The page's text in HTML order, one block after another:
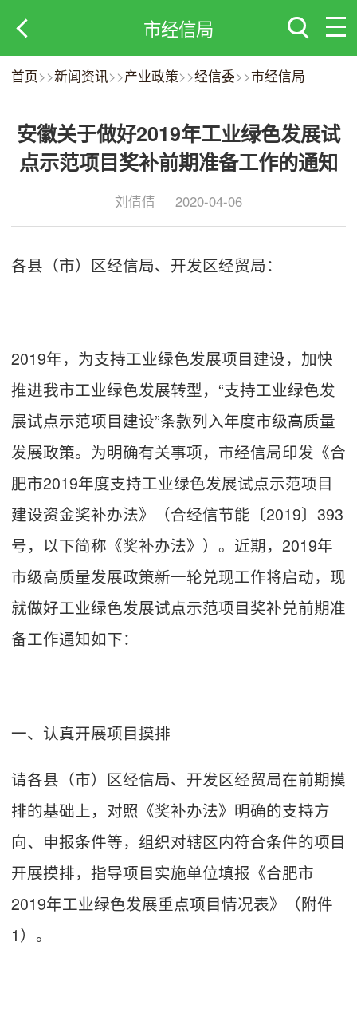
市经信局
首页>>新闻资讯>>产业政策>>经信委>>市经信局
安徽关于做好2019年工业绿色发展试
点示范项目奖补前期准备工作的通知
刘倩倩 2020-04-06
各县（市）区经信局、开发区经贸局：
2019年，为支持工业绿色发展项目建设，加快
推进我市工业绿色发展转型，“支持工业绿色发
展试点示范项目建设”条款列入年度市级高质量
发展政策。为明确有关事项，市经信局印发《合
肥市2019年度支持工业绿色发展试点示范项目
建设资金奖补办法》（合经信节能〔2019〕393
号，以下简称《奖补办法》）。近期，2019年
市级高质量发展政策新一轮兑现工作将启动，现
就做好工业绿色发展试点示范项目奖补兑前期准
备工作通知如下：
一、认真开展项目摸排
请各县（市）区经信局、开发区经贸局在前期摸
排的基础上，对照《奖补办法》明确的支持方
向、申报条件等，组织对辖区内符合条件的项目
开展摸排，指导项目实施单位填报《合肥市
2019年工业绿色发展重点项目情况表》（附件
1）。